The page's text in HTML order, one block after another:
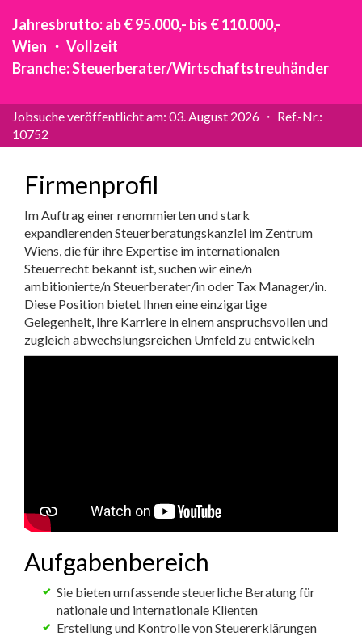
Jahresbrutto: ab € 95.000,- bis € 110.000,-
Wien ・ Vollzeit
Branche: Steuerberater/Wirtschaftstreuhänder
Jobsuche veröffentlicht am: 03. August 2026 ・ Ref.-Nr.:
10752
Firmenprofil
Im Auftrag einer renommierten und stark
expandierenden Steuerberatungskanzlei im Zentrum
Wiens, die für ihre Expertise im internationalen
Steuerrecht bekannt ist, suchen wir eine/n
ambitionierte/n Steuerberater/in oder Tax Manager/in.
Diese Position bietet Ihnen eine einzigartige
Gelegenheit, Ihre Karriere in einem anspruchsvollen und
zugleich abwechslungsreichen Umfeld zu entwickeln
Aufgabenbereich
Sie bieten umfassende steuerliche Beratung für
nationale und internationale Klienten
Erstellung und Kontrolle von Steuererklärungen